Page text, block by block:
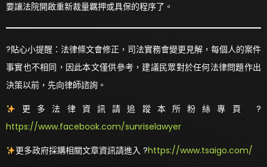
要讓法院開啟重新裁量羈押或具保的程序了。
?貼心小提醒：法律條文會修正，司法實務會變更見解，每個人的案件
事實也不相同，因此本文僅供參考，建議民眾對於任何法律問題作出
決策以前，先向律師諮詢。
更多法律資訊請追蹤本所粉絲專頁 ?
https://www.facebook.com/sunriselawyer
更多政府採購相關文章資訊請進入 ?https://www.tsaigo.com/